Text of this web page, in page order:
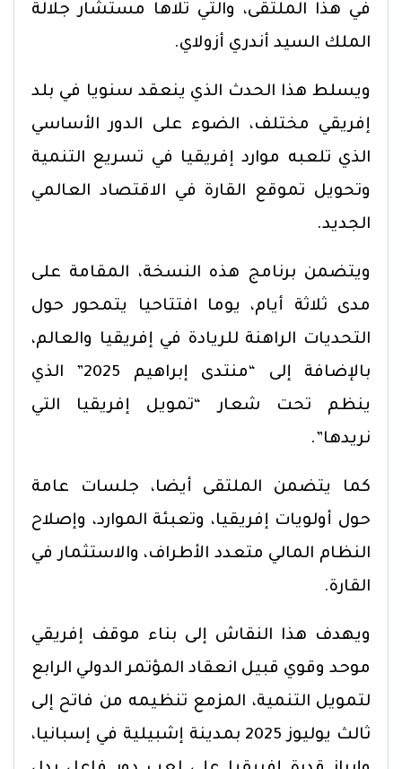
في هذا الملتقى، والتي تلاها مستشار جلالة
الملك السيد أندري أزولاي.
ويسلط هذا الحدث الذي ينعقد سنويا في بلد
إفريقي مختلف، الضوء على الدور الأساسي
الذي تلعبه موارد إفريقيا في تسريع التنمية
وتحويل تموقع القارة في الاقتصاد العالمي
الجديد.
ويتضمن برنامج هذه النسخة، المقامة على
مدى ثلاثة أيام، يوما افتتاحيا يتمحور حول
التحديات الراهنة للريادة في إفريقيا والعالم،
بالإضافة إلى “منتدى إبراهيم 2025” الذي
ينظم تحت شعار “تمويل إفريقيا التي
نريدها”.
كما يتضمن الملتقى أيضا، جلسات عامة
حول أولويات إفريقيا، وتعبئة الموارد، وإصلاح
النظام المالي متعدد الأطراف، والاستثمار في
القارة.
ويهدف هذا النقاش إلى بناء موقف إفريقي
موحد وقوي قبيل انعقاد المؤتمر الدولي الرابع
لتمويل التنمية، المزمع تنظيمه من فاتح إلى
ثالث يوليوز 2025 بمدينة إشبيلية في إسبانيا،